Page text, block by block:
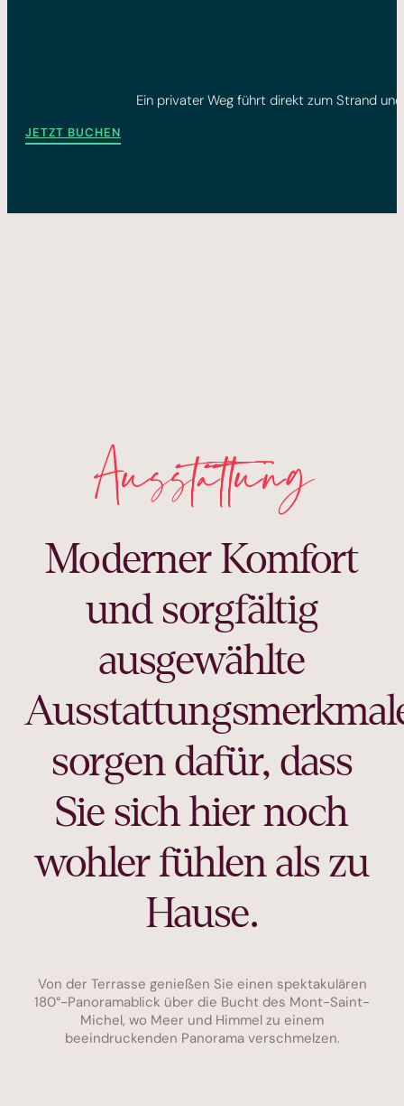
Ein privater Weg führt direkt zum Strand
JETZT BUCHEN
Ausstattung
Moderner Komfort
und sorgfältig
ausgewählte
sorgen dafür, dass
Sie sich hier noch
wohler fühlen als zu
Hause.
Von der Terrasse genießen Sie einen spektakulären
180°-Panoramablick über die Bucht des Mont-Saint-
Michel, wo Meer und Himmel zu einem
beeindruckenden Panorama verschmelzen.